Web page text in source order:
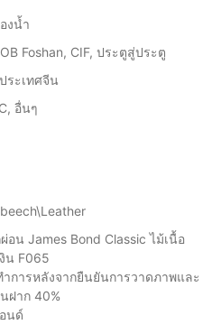
งน้ำ
Foshan, CIF, ประตูสู่ประตู
ระเทศจีน
อื่นๆ
ผ่อน James Bond Classic ไม้เนื้อ
น F065
การหลังจากยืนยันการวาดภาพและ
ฝาก 40%
นด์